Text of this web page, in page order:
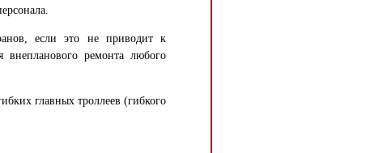
если это не приводит к
внепланового ремонта любого
главных троллеев (гибкого